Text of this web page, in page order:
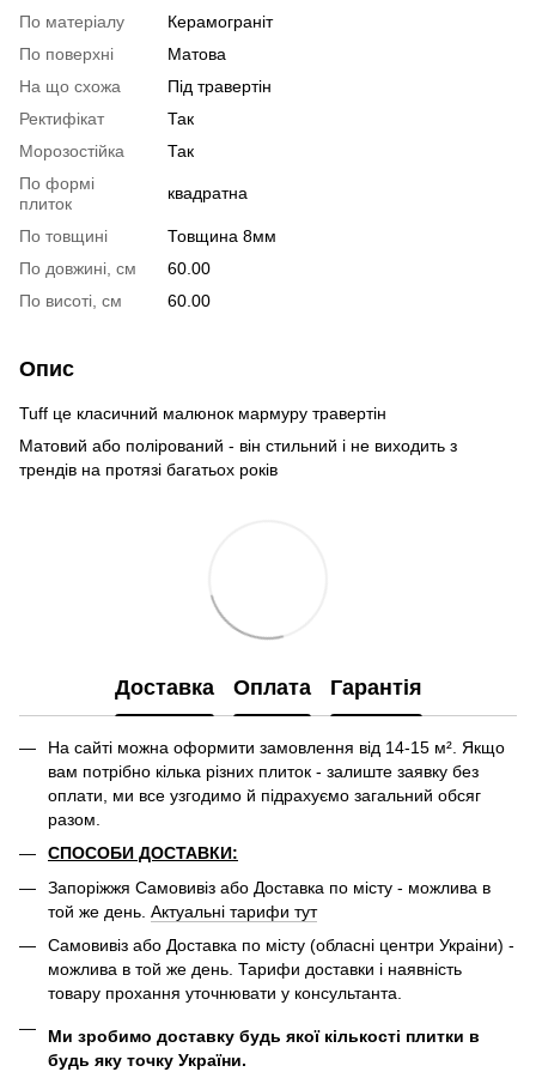
По матеріалу
Керамограніт
По поверхні
Матова
На що схожа
Під травертін
Ректифікат
Так
Морозостійка
Так
По формі
плиток
квадратна
По товщині
Товщина 8мм
По довжині, см
60.00
По висоті, см
60.00
Опис
Tuff це класичний малюнок мармуру травертін
Матовий або полірований - він стильний і не виходить з
трендів на протязі багатьох років
Доставка Оплата Гарантія
На сайті можна оформити замовлення від 14-15 м². Якщо
вам потрібно кілька різних плиток - залиште заявку без
оплати, ми все узгодимо й підрахуємо загальний обсяг
разом.
СПОСОБИ ДОСТАВКИ:
Запоріжжя Самовивіз або Доставка по місту - можлива в
той же день. Актуальні тарифи тут
Самовивіз або Доставка по місту (обласні центри Украіни) -
можлива в той же день. Тарифи доставки і наявність
товару прохання уточнювати у консультанта.
Ми зробимо доставку будь якої кількості плитки в
будь яку точку України.